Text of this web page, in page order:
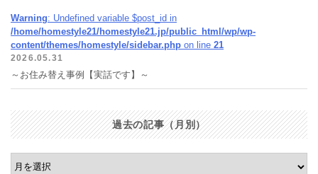
Warning: Undefined variable $post_id in
/home/homestyle21/homestyle21.jp/public_html/wp/wp-
content/themes/homestyle/sidebar.php on line 21
2026.05.31
～お住み替え事例【実話です】～
過去の記事（月別）